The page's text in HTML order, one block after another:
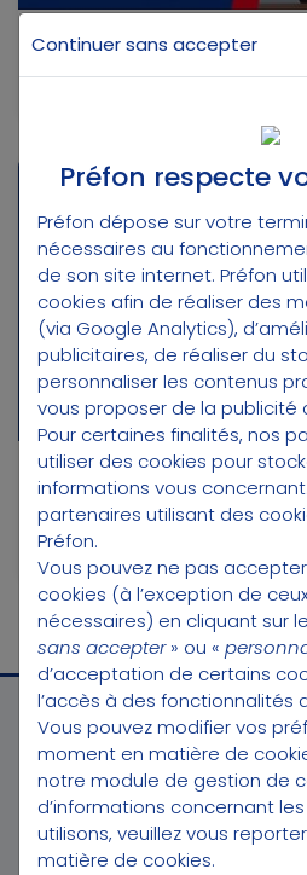
10 août 2020
Transfert Assurance-
5 août 2020
Comment transférer
Préfon-Retraite (PER) ?
CONTACT
Continuer sans accepter
Préfon respecte
Préfon dépose sur votre
nécessaires au
de son site internet. Préfon
cookies afin de réaliser des
(via Google Analytics),
publicitaires, de réaliser du
personnaliser les contenus
vous proposer de la publicité
Pour certaines finalités, nos
utiliser des cookies pour
informations vous concernant.
partenaires utilisant des
Préfon.
Vous pouvez ne pas
cookies (à l’exception de
nécessaires) en cliquant sur
sans accepter» ou «
d’acceptation de certains
l’accès à des fonctionnalités
Vous pouvez modifier vos
moment en matière de
notre module de gestion de
d’informations concernant
utilisons, veuillez vous
matière de cookies.